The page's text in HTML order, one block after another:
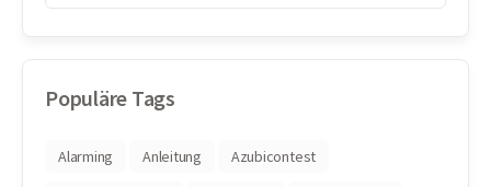
Populäre Tags
Alarming Anleitung Azubicontest